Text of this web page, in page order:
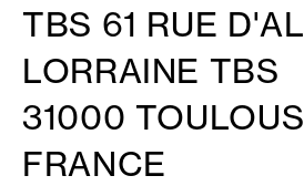
TBS 61 RUE
LORRAINE TBS
31000
FRANCE